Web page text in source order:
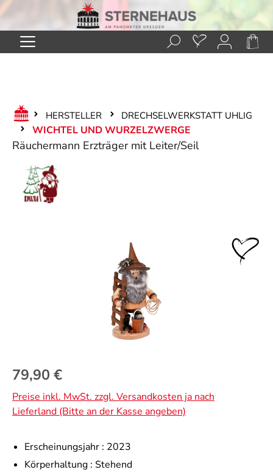
Zum Hauptinhalt springen
HERSTELLER DRECHSELWERKSTATT UHLIG
WICHTEL UND WURZELZWERGE
Räuchermann Erzträger mit Leiter/Seil
Regulärer Preis:
79,90 €
Preise inkl. MwSt. zzgl. Versandkosten ja nach
Lieferland (Bitte an der Kasse angeben)
Erscheinungsjahr : 2023
Körperhaltung : Stehend